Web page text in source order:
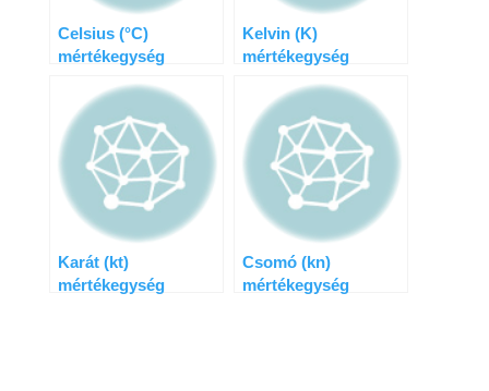
Celsius (°C)
mértékegység
Kelvin (K)
mértékegység
Karát (kt)
mértékegység
Csomó (kn)
mértékegység